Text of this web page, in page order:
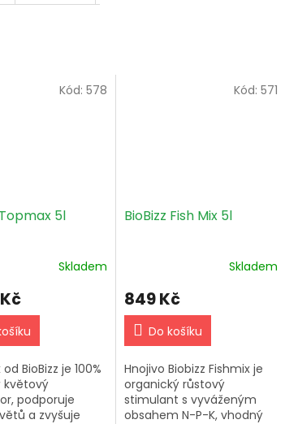
5l
Skladem
BioBizz je 100%
květový
podporuje
a zvyšuje
Kód: 578
BioBizz Fish Mix 5l
Skladem
849 Kč
Do košíku
Hnojivo Biobizz Fishmix je
organický růstový
stimulant s vyváženým
obsahem N-P-K, vhodný
Kód:571